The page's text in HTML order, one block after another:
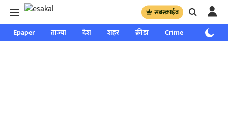
सबस्क्राईब
Epaper ताज्या देश शहर क्रीडा Crime साप्ताहिक